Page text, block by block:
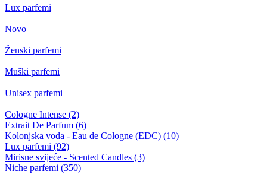
Lux parfemi
Novo
Ženski parfemi
Muški parfemi
Unisex parfemi
Cologne Intense (2)
Extrait De Parfum (6)
Kolonjska voda - Eau de Cologne (EDC) (10)
Lux parfemi (92)
Mirisne svijeće - Scented Candles (3)
Niche parfemi (350)